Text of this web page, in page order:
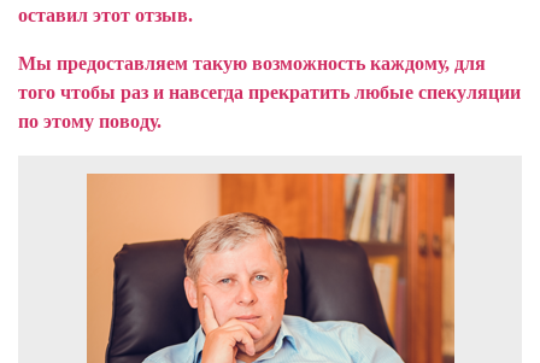
оставил этот отзыв.
Мы предоставляем такую возможность каждому, для
того чтобы раз и навсегда прекратить любые спекуляции
по этому поводу.